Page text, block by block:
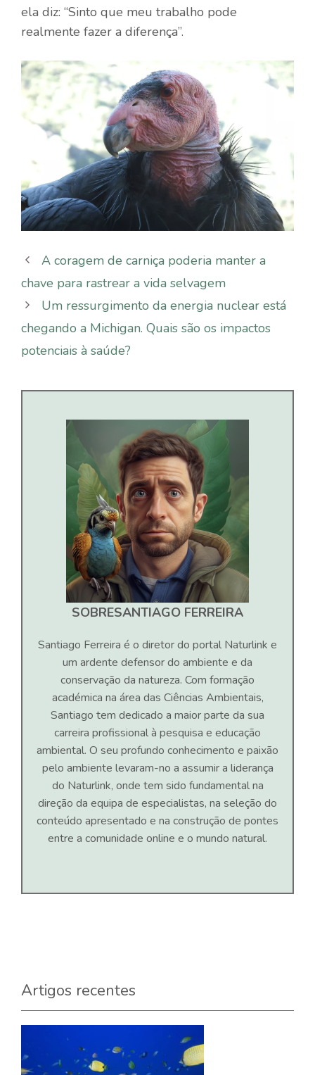
ela diz: “Sinto que meu trabalho pode
realmente fazer a diferença”.
A coragem de carniça poderia manter a
chave para rastrear a vida selvagem
Um ressurgimento da energia nuclear está
chegando a Michigan. Quais são os impactos
potenciais à saúde?
SOBRESANTIAGO FERREIRA
Santiago Ferreira é o diretor do portal Naturlink e
um ardente defensor do ambiente e da
conservação da natureza. Com formação
académica na área das Ciências Ambientais,
Santiago tem dedicado a maior parte da sua
carreira profissional à pesquisa e educação
ambiental. O seu profundo conhecimento e paixão
pelo ambiente levaram-no a assumir a liderança
do Naturlink, onde tem sido fundamental na
direção da equipa de especialistas, na seleção do
conteúdo apresentado e na construção de pontes
entre a comunidade online e o mundo natural.
Artigos recentes